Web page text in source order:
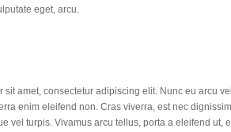
eget, arcu.
sit amet, consectetur adipiscing elit. Nunc eu arcu
enim eleifend non. Cras viverra, est nec
vel turpis. Vivamus arcu tellus, porta a eleifend ut,